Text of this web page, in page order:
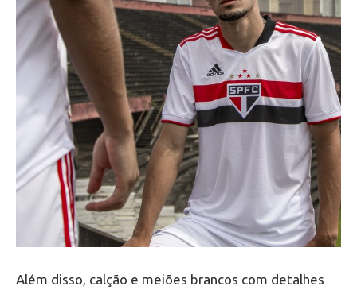
Além disso, calção e meiões brancos com detalhes